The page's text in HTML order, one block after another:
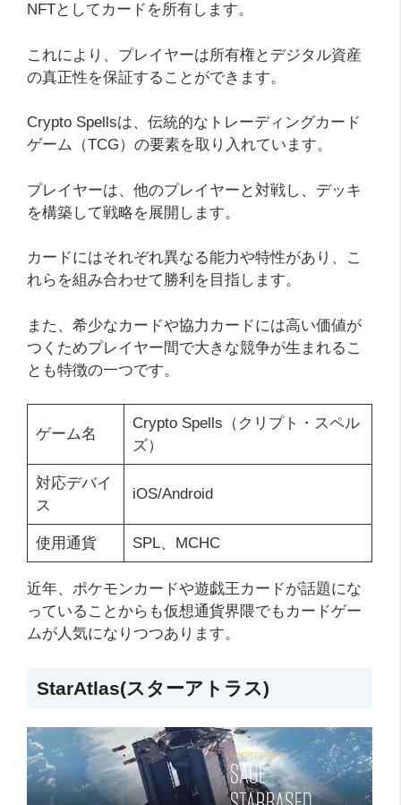
NFTとしてカードを所有します。
これにより、プレイヤーは所有権とデジタル資産
の真正性を保証することができます。
Crypto Spellsは、伝統的なトレーディングカード
ゲーム（TCG）の要素を取り入れています。
プレイヤーは、他のプレイヤーと対戦し、デッキ
を構築して戦略を展開します。
カードにはそれぞれ異なる能力や特性があり、こ
れらを組み合わせて勝利を目指します。
また、希少なカードや協力カードには高い価値が
つくためプレイヤー間で大きな競争が生まれるこ
とも特徴の一つです。
ゲーム名
Crypto Spells（クリプト・スペル
ズ）
対応デバイ
ス
iOS/Android
使用通貨 SPL、MCHC
近年、ポケモンカードや遊戯王カードが話題にな
っていることからも仮想通貨界隈でもカードゲー
ムが人気になりつつあります。
StarAtlas(スターアトラス)